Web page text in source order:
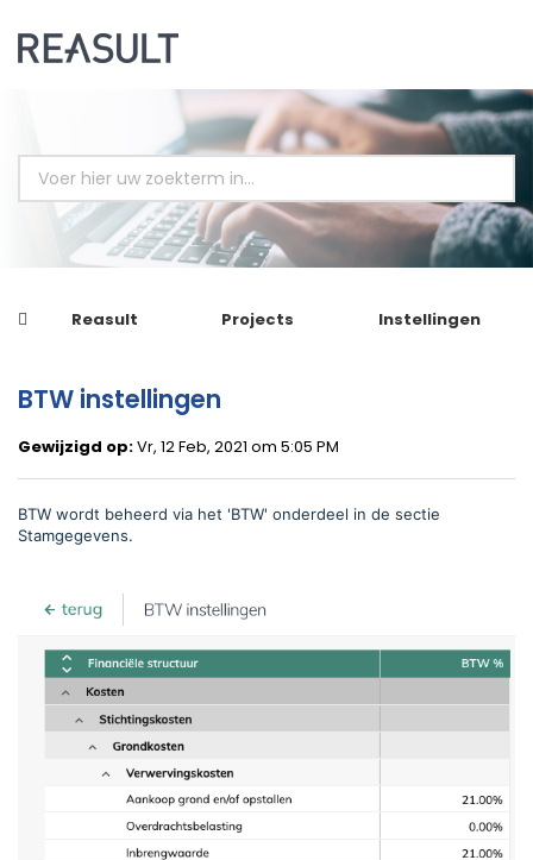
Reasult Projects Instellingen
BTW instellingen
Gewijzigd op:Vr, 12 Feb, 2021 om 5:05 PM
BTW wordt beheerd via het 'BTW' onderdeel in de sectie
Stamgegevens.